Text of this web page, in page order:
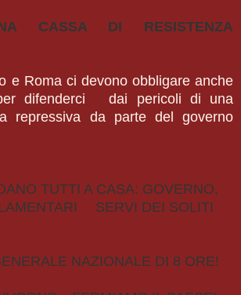
CASSA DI RESISTENZA
e Roma ci devono obbligare anche
difenderci dai pericoli di una
repressiva da parte del governo
TUTTI A CASA: GOVERNO,
SERVI DEI SOLITI
NAZIONALE DI 8 ORE!